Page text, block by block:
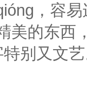
，容
美的东西
别又文